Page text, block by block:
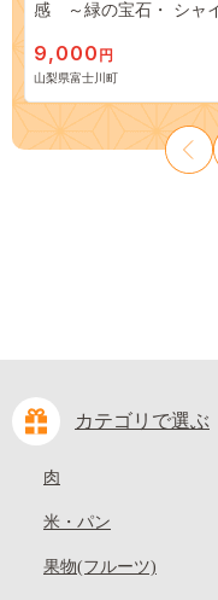
感 ～緑の宝石・ シャ
３房） フルーツ 山梨県
物 くだもの シャイン マ
ット ぶどう ブドウ 葡
種なし 先行予約 富士川
10000円 一万円 9000円
9,000 円
山梨県富士川町
カテゴリで選ぶ
肉
米・パン
果物(フルーツ)